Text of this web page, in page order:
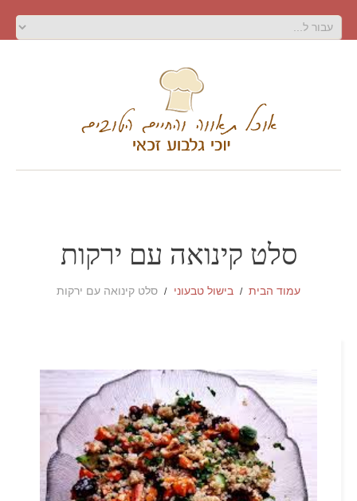
סלט קינואה עם ירקות
עמוד הבית בישול טבעוני סלט קינואה עם ירקות